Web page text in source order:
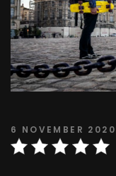
6 NOVEMBER 2020